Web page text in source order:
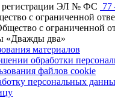
регистрации ЭЛ № ФС
с ограниченной
с ограниченной
«Дважды два»
материалов
обработки
файлов cookie
персональных